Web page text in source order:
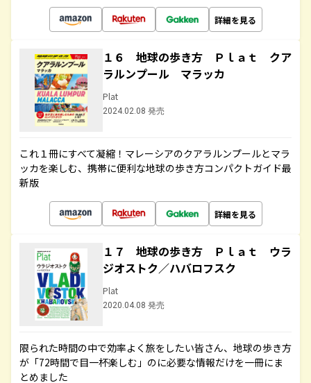
詳細を見る
１６ 地球の歩き方 Ｐｌａｔ クア
ラルンプール マラッカ
Plat
2024.02.08 発売
これ１冊にすべて凝縮！マレーシアのクアラルンプールとマラ
ッカを楽しむ、携帯に便利な地球の歩き方コンパクトガイド最
新版
詳細を見る
１７ 地球の歩き方 Ｐｌａｔ ウラ
ジオストク／ハバロフスク
Plat
2020.04.08 発売
限られた時間の中で効率よく旅をしたい皆さん、地球の歩き方
が「72時間で目一杯楽しむ」のに必要な情報だけを一冊にま
とめました